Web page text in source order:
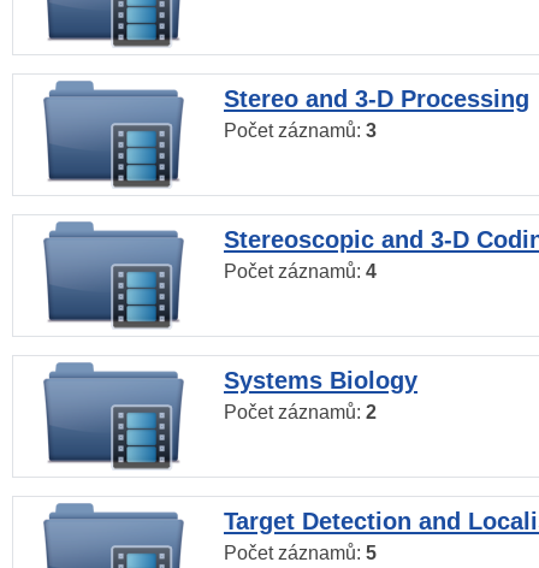
Stereo and 3-D Processing
Počet záznamů: 3
Stereoscopic and 3-D
Počet záznamů: 4
Systems Biology
Počet záznamů: 2
Target Detection and
Počet záznamů: 5